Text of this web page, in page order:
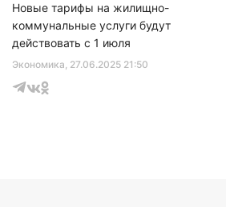
Экономика, 27.06.2025 21:50
Новые тарифы на жилищно-
коммунальные услуги будут
действовать с 1 июля